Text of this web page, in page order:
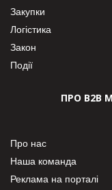
Закупки
Логістика
Закон
Події
ПРО В2В
Про нас
Наша команда
Реклама на порталі